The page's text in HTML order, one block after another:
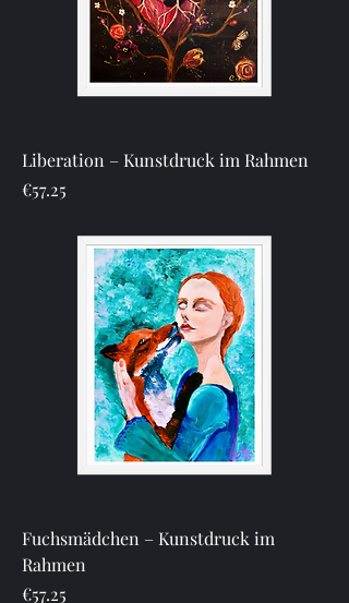
Liberation – Kunstdruck im Rahmen
Price
€57.25
Fuchsmädchen – Kunstdruck im
Rahmen
Price
€57.25